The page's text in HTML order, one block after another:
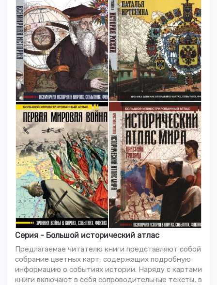
Серия - Большой исторический атлас
Предлагаемае читателю книги представляют собой
собрание цветных карт, содержащих подробную
информацию о событиях истории. Наряду с картами
книги включают в себя сопроводительные тексты, в